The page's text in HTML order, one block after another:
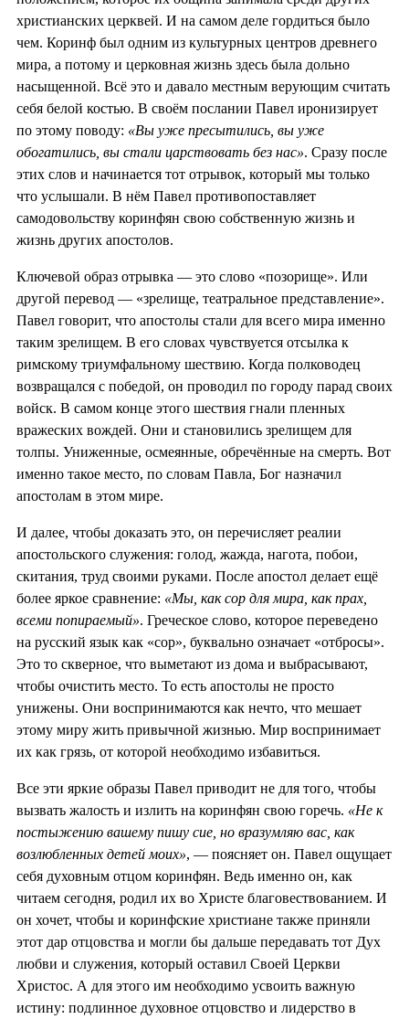
христианских церквей. И на самом деле гордиться было
чем. Коринф был одним из культурных центров древнего
мира, а потому и церковная жизнь здесь была дольно
насыщенной. Всё это и давало местным верующим считать
себя белой костью. В своём послании Павел иронизирует
по этому поводу: «Вы уже пресытились, вы уже
обогатились, вы стали царствовать без нас». Сразу после
этих слов и начинается тот отрывок, который мы только
что услышали. В нём Павел противопоставляет
самодовольству коринфян свою собственную жизнь и
жизнь других апостолов.
Ключевой образ отрывка — это слово «позорище». Или
другой перевод — «зрелище, театральное представление».
Павел говорит, что апостолы стали для всего мира именно
таким зрелищем. В его словах чувствуется отсылка к
римскому триумфальному шествию. Когда полководец
возвращался с победой, он проводил по городу парад своих
войск. В самом конце этого шествия гнали пленных
вражеских вождей. Они и становились зрелищем для
толпы. Униженные, осмеянные, обречённые на смерть. Вот
именно такое место, по словам Павла, Бог назначил
апостолам в этом мире.
И далее, чтобы доказать это, он перечисляет реалии
апостольского служения: голод, жажда, нагота, побои,
скитания, труд своими руками. После апостол делает ещё
более яркое сравнение: «Мы, как сор для мира, как прах,
всеми попираемый». Греческое слово, которое переведено
на русский язык как «сор», буквально означает «отбросы».
Это то скверное, что выметают из дома и выбрасывают,
чтобы очистить место. То есть апостолы не просто
унижены. Они воспринимаются как нечто, что мешает
этому миру жить привычной жизнью. Мир воспринимает
их как грязь, от которой необходимо избавиться.
Все эти яркие образы Павел приводит не для того, чтобы
вызвать жалость и излить на коринфян свою горечь. «Не к
постыжению вашему пишу сие, но вразумляю вас, как
возлюбленных детей моих», — поясняет он. Павел ощущает
себя духовным отцом коринфян. Ведь именно он, как
читаем сегодня, родил их во Христе благовествованием. И
он хочет, чтобы и коринфские христиане также приняли
этот дар отцовства и могли бы дальше передавать тот Дух
любви и служения, который оставил Своей Церкви
Христос. А для этого им необходимо усвоить важную
истину: подлинное духовное отцовство и лидерство в